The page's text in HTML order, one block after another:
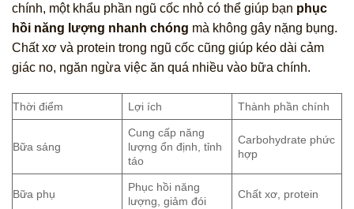
chính, một khẩu phần ngũ cốc nhỏ có thể giúp bạn phục
hồi năng lượng nhanh chóng mà không gây nặng bụng.
Chất xơ và protein trong ngũ cốc cũng giúp kéo dài cảm
giác no, ngăn ngừa việc ăn quá nhiều vào bữa chính.
Thời điểm Lợi ích Thành phần chính
Bữa sáng
Cung cấp năng
lượng ổn định, tỉnh
táo
Carbohydrate phức
hợp
Bữa phụ
Phục hồi năng
lượng, giảm đói
Chất xơ, protein